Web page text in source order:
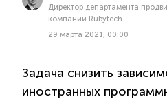
Директор департамента
компании Rubytech
29 марта 2021, 00:00
Задача снизить
иностранных